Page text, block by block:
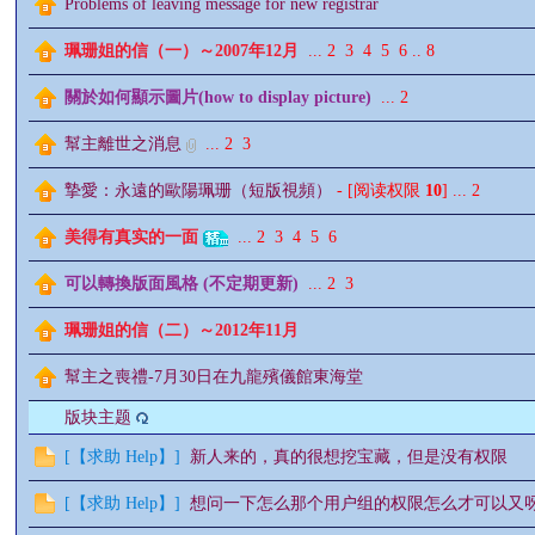
Problems of leaving message for new registrar
珮珊姐的信（一）～2007年12月 ... 2 3 4 5 6 .. 8
關於如何顯示圖片(how to display picture) ... 2
幫主離世之消息 ... 2 3
摯愛：永遠的歐陽珮珊（短版視頻） - [阅读权限 10] ... 2
美得有真实的一面 ... 2 3 4 5 6
可以轉換版面風格 (不定期更新) ... 2 3
珮珊姐的信（二）～2012年11月
幫主之喪禮-7月30日在九龍殯儀館東海堂
版块主题
[ 【求助 Help】] 新人来的，真的很想挖宝藏，但是没有权限
[ 【求助 Help】] 想问一下怎么那个用户组的权限怎么才可以又